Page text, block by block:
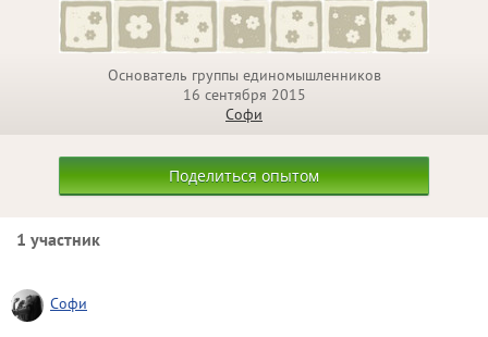
Основатель группы единомышленников
16 сентября 2015
Софи
Поделиться опытом
1 участник
Софи